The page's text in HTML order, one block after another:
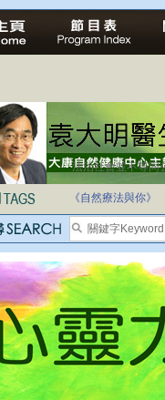
法治社會並不等同
自家教育合法化-
《自然療法與你》